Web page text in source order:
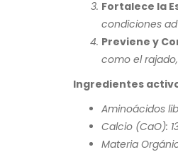
Fortalece la
condiciones
Previene y
como el
Ingredientes
Aminoácidos
Calcio (CaO):
Materia